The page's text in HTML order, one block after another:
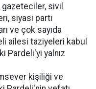
gazeteciler, sivil
siyasi parti
ve çok sayıda
ailesi taziyeleri kabul
Pardeli'yi yalnız
kişiliği ve